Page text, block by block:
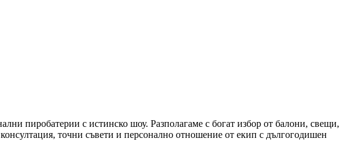
пиробатерии с истинско шоу. Разполагаме с богат избор от балони, свещи,
точни съвети и персонално отношение от екип с дългогодишен